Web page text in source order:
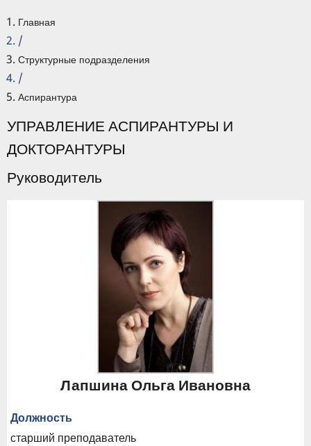
Главная
/
Структурные подразделения
/
Аспирантура
УПРАВЛЕНИЕ АСПИРАНТУРЫ И
ДОКТОРАНТУРЫ
Руководитель
Лапшина Ольга Ивановна
Должность
старший преподаватель